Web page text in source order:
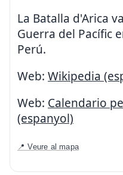
La Batalla d'Arica
Guerra del Pacífic
Perú.
Web: Wikipedia
Web: Calendario
(espanyol)
📍 Veure al mapa